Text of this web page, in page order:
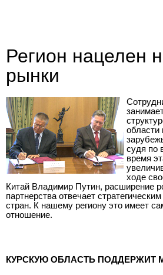
Регион нацелен
рынки
области
судя по
время
ходе
Китай Владимир Путин, расширение
партнерства отвечает
стран. К нашему региону это имеет
отношение.
КУРСКУЮ ОБЛАСТЬ ПОДДЕРЖИТ